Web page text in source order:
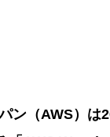
ン（AWS）